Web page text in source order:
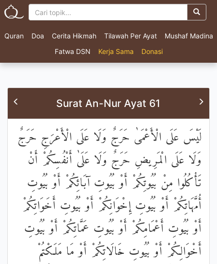
Quran Doa Cerita Hikmah Tilawah Per Ayat
Mushaf Madina
Fatwa DSN
Kerja Sama Donasi
Surat An-Nur Ayat 61
لَيْسَ عَلَى الْأَعْمَىٰ حَرَجٌ وَلَا عَلَى الْأَعْرَجِ حَرَجٌ
وَلَا عَلَى الْمَرِيضِ حَرَجٌ وَلَا عَلَىٰ أَنْفُسِكُمْ أَنْ
تَأْكُلُوا مِنْ بُيُوتِكُمْ أَوْ بُيُوتِ آبَائِكُمْ أَوْ بُيُوتِ
أُمَّهَاتِكُمْ أَوْ بُيُوتِ إِخْوَانِكُمْ أَوْ بُيُوتِ أَخَوَاتِكُمْ
أَوْ بُيُوتِ أَعْمَامِكُمْ أَوْ بُيُوتِ عَمَّاتِكُمْ أَوْ بُيُوتِ
أَخْوَالِكُمْ أَوْ بُيُوتِ خَالَاتِكُمْ أَوْ مَا مَلَكْتُمْ